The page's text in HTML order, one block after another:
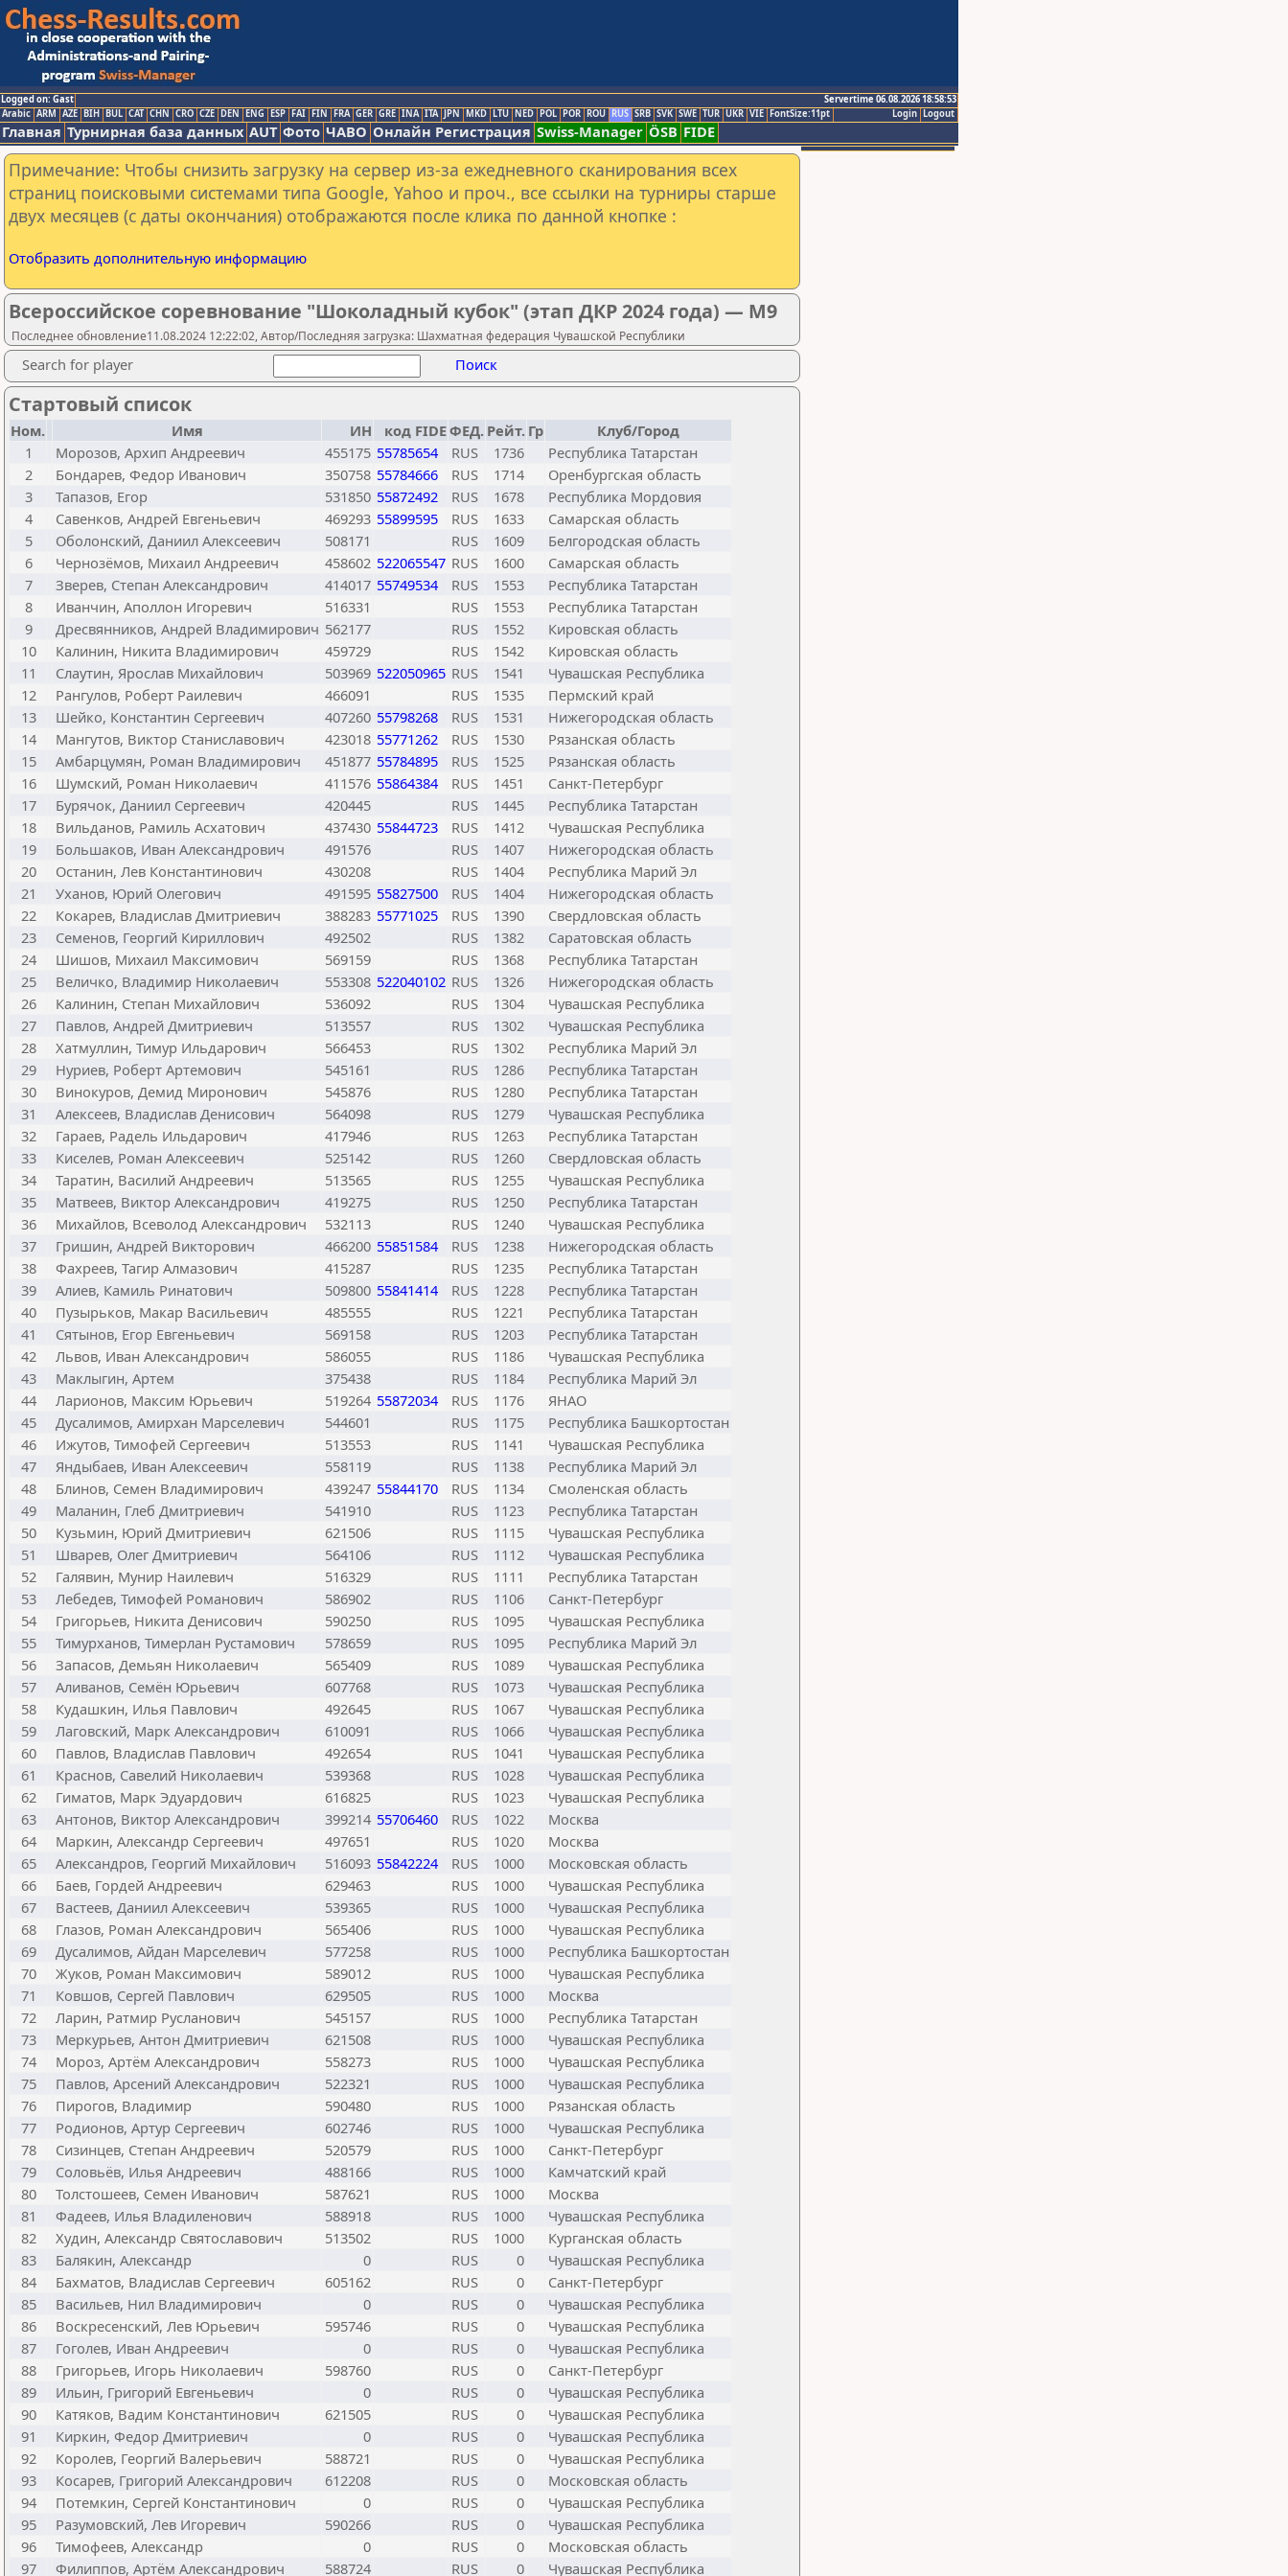
Logged on: Gast
Servertime 06.08.2026 18:58:53
Logout
Login
Arabic ARM AZE BIH BUL CAT CHN CRO CZE DEN ENG ESP FAI FIN FRA GER GRE INA ITA JPN MKD LTU NED POL POR ROU RUS SRB SVK SWE TUR UKR VIE FontSize:11pt
Главная Турнирная база данных AUT Фото ЧАВО Онлайн Регистрация Swiss-Manager ÖSB FIDE
Примечание: Чтобы снизить загрузку на сервер из-за ежедневного сканирования всех
страниц поисковыми системами типа Google, Yahoo и проч., все ссылки на турниры старше
двух месяцев (с даты окончания) отображаются после клика по данной кнопке :
Отобразить дополнительную информацию
Всероссийское соревнование "Шоколадный кубок" (этап ДКР 2024 года) — М9
Последнее обновление11.08.2024 12:22:02, Автор/Последняя загрузка: Шахматная федерация Чувашской Республики
Search for player Поиск
Стартовый список
Ном. Имя ИН код FIDEФЕД. Рейт. Гр
Клуб/Город
1
Морозов, Архип Андреевич 455175 55785654 RUS 1736
Республика Татарстан
2
Бондарев, Федор Иванович 350758 55784666 RUS 1714
Оренбургская область
3
Тапазов, Егор 531850 55872492 RUS 1678
Республика Мордовия
4
Савенков, Андрей Евгеньевич 469293 55899595 RUS 1633
Самарская область
5
Оболонский, Даниил Алексеевич 508171 RUS 1609
Белгородская область
6
Чернозёмов, Михаил Андреевич 458602 522065547 RUS 1600
Самарская область
7
Зверев, Степан Александрович 414017 55749534 RUS 1553
Республика Татарстан
8
Иванчин, Аполлон Игоревич 516331 RUS 1553
Республика Татарстан
9
Дресвянников, Андрей Владимирович 562177 RUS 1552
Кировская область
10
Калинин, Никита Владимирович 459729 RUS 1542
Кировская область
11
Слаутин, Ярослав Михайлович 503969 522050965 RUS 1541
Чувашская Республика
12
Рангулов, Роберт Раилевич 466091 RUS 1535
Пермский край
13
Шейко, Константин Сергеевич 407260 55798268 RUS 1531
Нижегородская область
14
Мангутов, Виктор Станиславович 423018 55771262 RUS 1530
Рязанская область
15
Амбарцумян, Роман Владимирович 451877 55784895 RUS 1525
Рязанская область
16
Шумский, Роман Николаевич 411576 55864384 RUS 1451
Санкт-Петербург
17
Бурячок, Даниил Сергеевич 420445 RUS 1445
Республика Татарстан
18
Вильданов, Рамиль Асхатович 437430 55844723 RUS 1412
Чувашская Республика
19
Большаков, Иван Александрович 491576 RUS 1407
Нижегородская область
20
Останин, Лев Константинович 430208 RUS 1404
Республика Марий Эл
21
Уханов, Юрий Олегович 491595 55827500 RUS 1404
Нижегородская область
22
Кокарев, Владислав Дмитриевич 388283 55771025 RUS 1390
Свердловская область
23
Семенов, Георгий Кириллович 492502 RUS 1382
Саратовская область
24
Шишов, Михаил Максимович 569159 RUS 1368
Республика Татарстан
25
Величко, Владимир Николаевич 553308 522040102 RUS 1326
Нижегородская область
26
Калинин, Степан Михайлович 536092 RUS 1304
Чувашская Республика
27
Павлов, Андрей Дмитриевич 513557 RUS 1302
Чувашская Республика
28
Хатмуллин, Тимур Ильдарович 566453 RUS 1302
Республика Марий Эл
29
Нуриев, Роберт Артемович 545161 RUS 1286
Республика Татарстан
30
Винокуров, Демид Миронович 545876 RUS 1280
Республика Татарстан
31
Алексеев, Владислав Денисович 564098 RUS 1279
Чувашская Республика
32
Гараев, Радель Ильдарович 417946 RUS 1263
Республика Татарстан
33
Киселев, Роман Алексеевич 525142 RUS 1260
Свердловская область
34
Таратин, Василий Андреевич 513565 RUS 1255
Чувашская Республика
35
Матвеев, Виктор Александрович 419275 RUS 1250
Республика Татарстан
36
Михайлов, Всеволод Александрович 532113 RUS 1240
Чувашская Республика
37
Гришин, Андрей Викторович 466200 55851584 RUS 1238
Нижегородская область
38
Фахреев, Тагир Алмазович 415287 RUS 1235
Республика Татарстан
39
Алиев, Камиль Ринатович 509800 55841414 RUS 1228
Республика Татарстан
40
Пузырьков, Макар Васильевич 485555 RUS 1221
Республика Татарстан
41
Сятынов, Егор Евгеньевич 569158 RUS 1203
Республика Татарстан
42
Львов, Иван Александрович 586055 RUS 1186
Чувашская Республика
43
Маклыгин, Артем 375438 RUS 1184
Республика Марий Эл
44
Ларионов, Максим Юрьевич 519264 55872034 RUS 1176
ЯНАО
45
Дусалимов, Амирхан Марселевич 544601 RUS 1175
Республика Башкортостан
46
Ижутов, Тимофей Сергеевич 513553 RUS 1141
Чувашская Республика
47
Яндыбаев, Иван Алексеевич 558119 RUS 1138
Республика Марий Эл
48
Блинов, Семен Владимирович 439247 55844170 RUS 1134
Смоленская область
49
Маланин, Глеб Дмитриевич 541910 RUS 1123
Республика Татарстан
50
Кузьмин, Юрий Дмитриевич 621506 RUS 1115
Чувашская Республика
51
Шварев, Олег Дмитриевич 564106 RUS 1112
Чувашская Республика
52
Галявин, Мунир Наилевич 516329 RUS 1111
Республика Татарстан
53
Лебедев, Тимофей Романович 586902 RUS 1106
Санкт-Петербург
54
Григорьев, Никита Денисович 590250 RUS 1095
Чувашская Республика
55
Тимурханов, Тимерлан Рустамович 578659 RUS 1095
Республика Марий Эл
56
Запасов, Демьян Николаевич 565409 RUS 1089
Чувашская Республика
57
Аливанов, Семён Юрьевич 607768 RUS 1073
Чувашская Республика
58
Кудашкин, Илья Павлович 492645 RUS 1067
Чувашская Республика
59
Лаговский, Марк Александрович 610091 RUS 1066
Чувашская Республика
60
Павлов, Владислав Павлович 492654 RUS 1041
Чувашская Республика
61
Краснов, Савелий Николаевич 539368 RUS 1028
Чувашская Республика
62
Гиматов, Марк Эдуардович 616825 RUS 1023
Чувашская Республика
63
Антонов, Виктор Александрович 399214 55706460 RUS 1022
Москва
64
Маркин, Александр Сергеевич 497651 RUS 1020
Москва
65
Александров, Георгий Михайлович 516093 55842224 RUS 1000
Московская область
66
Баев, Гордей Андреевич 629463 RUS 1000
Чувашская Республика
67
Вастеев, Даниил Алексеевич 539365 RUS 1000
Чувашская Республика
68
Глазов, Роман Александрович 565406 RUS 1000
Чувашская Республика
69
Дусалимов, Айдан Марселевич 577258 RUS 1000
Республика Башкортостан
70
Жуков, Роман Максимович 589012 RUS 1000
Чувашская Республика
71
Ковшов, Сергей Павлович 629505 RUS 1000
Москва
72
Ларин, Ратмир Русланович 545157 RUS 1000
Республика Татарстан
73
Меркурьев, Антон Дмитриевич 621508 RUS 1000
Чувашская Республика
74
Мороз, Артём Александрович 558273 RUS 1000
Чувашская Республика
75
Павлов, Арсений Александрович 522321 RUS 1000
Чувашская Республика
76
Пирогов, Владимир 590480 RUS 1000
Рязанская область
77
Родионов, Артур Сергеевич 602746 RUS 1000
Чувашская Республика
78
Сизинцев, Степан Андреевич 520579 RUS 1000
Санкт-Петербург
79
Соловьёв, Илья Андреевич 488166 RUS 1000
Камчатский край
80
Толстошеев, Семен Иванович 587621 RUS 1000
Москва
81
Фадеев, Илья Владиленович 588918 RUS 1000
Чувашская Республика
82
Худин, Александр Святославович 513502 RUS 1000
Курганская область
83
Балякин, Александр 0 RUS 0
Чувашская Республика
84
Бахматов, Владислав Сергеевич 605162 RUS 0
Санкт-Петербург
85
Васильев, Нил Владимирович 0 RUS 0
Чувашская Республика
86
Воскресенский, Лев Юрьевич 595746 RUS 0
Чувашская Республика
87
Гоголев, Иван Андреевич 0 RUS 0
Чувашская Республика
88
Григорьев, Игорь Николаевич 598760 RUS 0
Санкт-Петербург
89
Ильин, Григорий Евгеньевич 0 RUS 0
Чувашская Республика
90
Катяков, Вадим Константинович 621505 RUS 0
Чувашская Республика
91
Киркин, Федор Дмитриевич 0 RUS 0
Чувашская Республика
92
Королев, Георгий Валерьевич 588721 RUS 0
Чувашская Республика
93
Косарев, Григорий Александрович 612208 RUS 0
Московская область
94
Потемкин, Сергей Константинович 0 RUS 0
Чувашская Республика
95
Разумовский, Лев Игоревич 590266 RUS 0
Чувашская Республика
96
Тимофеев, Александр 0 RUS 0
Московская область
97
Филиппов, Артём Александрович 588724 RUS 0 Чувашская Республика